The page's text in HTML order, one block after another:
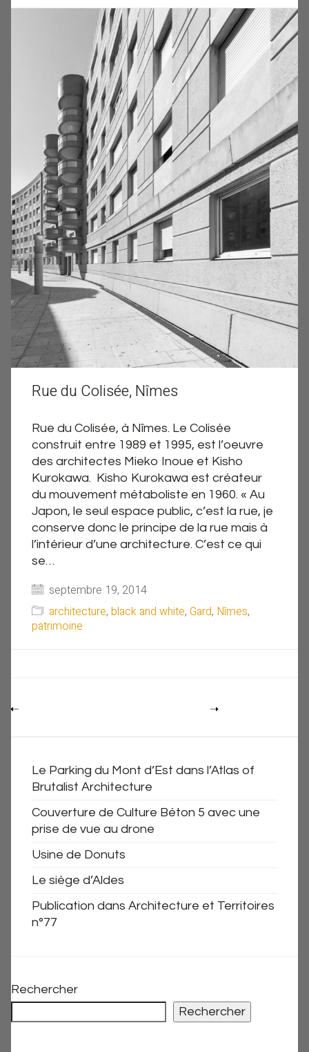
Rue du Colisée, Nîmes
Rue du Colisée, à Nîmes. Le Colisée
construit entre 1989 et 1995, est l’oeuvre
des architectes Mieko Inoue et Kisho
Kurokawa. Kisho Kurokawa est créateur
du mouvement métaboliste en 1960. « Au
Japon, le seul espace public, c’est la rue, je
conserve donc le principe de la rue mais à
l’intérieur d’une architecture. C’est ce qui
se…
septembre 19, 2014
architecture, black and white, Gard, Nîmes,
patrimoine
Le Parking du Mont d’Est dans l’Atlas of
Brutalist Architecture
Couverture de Culture Béton 5 avec une
prise de vue au drone
Usine de Donuts
Le siège d’Aldes
Publication dans Architecture et Territoires
n°77
Rechercher
Rechercher